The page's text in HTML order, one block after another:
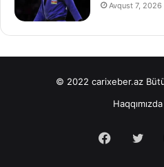
Avqust 7, 2026
© 2022 carixeber.az
Haqqımızda